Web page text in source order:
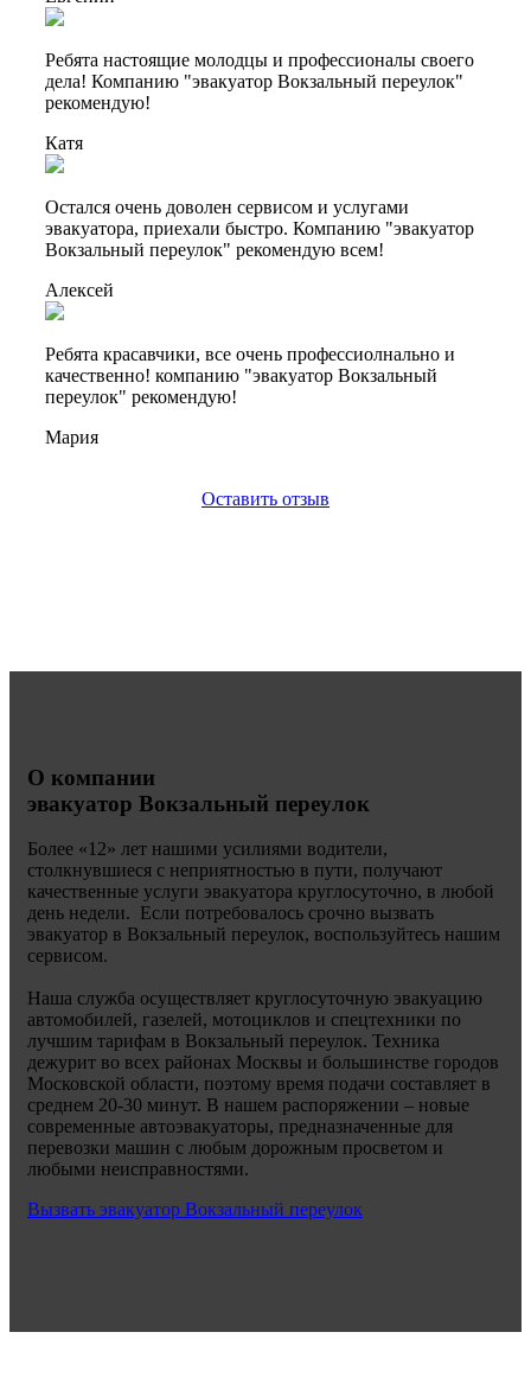
Ребята настоящие молодцы и профессионалы своего
дела! Компанию "эвакуатор Вокзальный переулок"
рекомендую!
Катя
Остался очень доволен сервисом и услугами
эвакуатора, приехали быстро. Компанию "эвакуатор
Вокзальный переулок" рекомендую всем!
Алексей
Ребята красавчики, все очень профессиолнально и
качественно! компанию "эвакуатор Вокзальный
переулок" рекомендую!
Мария
Оставить отзыв
О компании
эвакуатор Вокзальный переулок
Более «12» лет нашими усилиями водители,
столкнувшиеся с неприятностью в пути, получают
качественные услуги эвакуатора круглосуточно, в любой
день недели. Если потребовалось срочно вызвать
эвакуатор в Вокзальный переулок, воспользуйтесь нашим
сервисом.
Наша служба осуществляет круглосуточную эвакуацию
автомобилей, газелей, мотоциклов и спецтехники по
лучшим тарифам в Вокзальный переулок. Техника
дежурит во всех районах Москвы и большинстве городов
Московской области, поэтому время подачи составляет в
среднем 20-30 минут. В нашем распоряжении – новые
современные автоэвакуаторы, предназначенные для
перевозки машин с любым дорожным просветом и
любыми неисправностями.
Вызвать эвакуатор Вокзальный переулок